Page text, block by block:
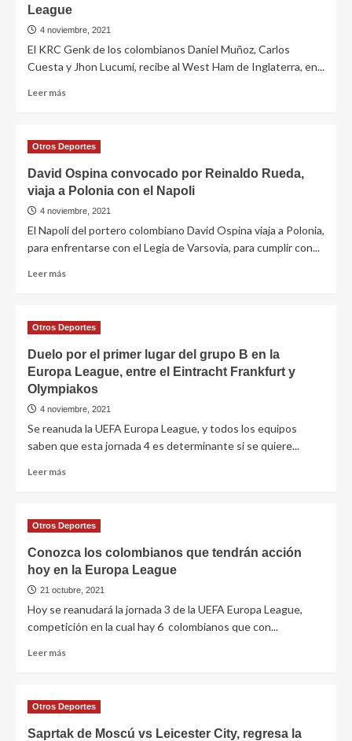
League
4 noviembre, 2021
El KRC Genk de los colombianos Daniel Muñoz, Carlos
Cuesta y Jhon Lucumí, recibe al West Ham de Inglaterra, en...
Leer más
Otros Deportes
David Ospina convocado por Reinaldo Rueda,
viaja a Polonia con el Napoli
4 noviembre, 2021
El Napoli del portero colombiano David Ospina viaja a Polonia,
para enfrentarse con el Legia de Varsovia, para cumplir con...
Leer más
Otros Deportes
Duelo por el primer lugar del grupo B en la
Europa League, entre el Eintracht Frankfurt y
Olympiakos
4 noviembre, 2021
Se reanuda la UEFA Europa League, y todos los equipos
saben que esta jornada 4 es determinante si se quiere...
Leer más
Otros Deportes
Conozca los colombianos que tendrán acción
hoy en la Europa League
21 octubre, 2021
Hoy se reanudará la jornada 3 de la UEFA Europa League,
competición en la cual hay 6 colombianos que con...
Leer más
Otros Deportes
Saprtak de Moscú vs Leicester City, regresa la